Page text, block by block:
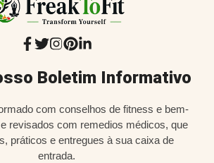
Boletim Informativo
com conselhos de fitness e bem-
revisados com remedios médicos, que
práticos e entregues à sua caixa de
entrada.